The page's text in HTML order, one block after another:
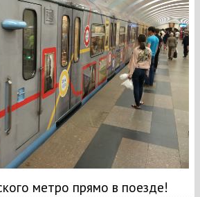
метро прямо в поезде!